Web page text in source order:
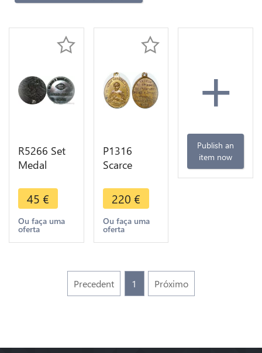
R5266 Set
Medal
Grande
Muraille
Association
International
45 €
Ou faça uma
oferta
P1316
Scarce
China
France Père
Perboyre
Mission St
220 €
Ou faça uma
oferta
+
Publish an
item now
Precedent 1 Próximo